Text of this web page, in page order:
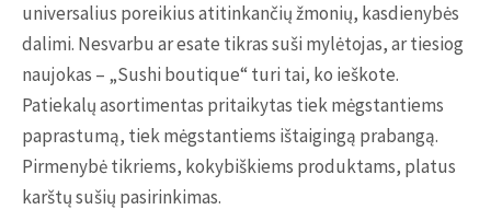
universalius poreikius atitinkančių žmonių, kasdienybės
dalimi. Nesvarbu ar esate tikras suši mylėtojas, ar tiesiog
naujokas – „Sushi boutique“ turi tai, ko ieškote.
Patiekalų asortimentas pritaikytas tiek mėgstantiems
paprastumą, tiek mėgstantiems ištaigingą prabangą.
Pirmenybė tikriems, kokybiškiems produktams, platus
karštų sušių pasirinkimas.